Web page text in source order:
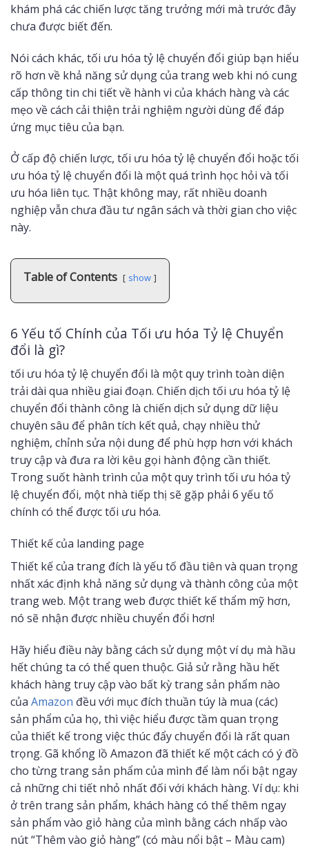
khám phá các chiến lược tăng trưởng mới mà trước đây
chưa được biết đến.
Nói cách khác, tối ưu hóa tỷ lệ chuyển đổi giúp bạn hiểu
rõ hơn về khả năng sử dụng của trang web khi nó cung
cấp thông tin chi tiết về hành vi của khách hàng và các
mẹo về cách cải thiện trải nghiệm người dùng để đáp
ứng mục tiêu của bạn.
Ở cấp độ chiến lược, tối ưu hóa tỷ lệ chuyển đổi hoặc tối
ưu hóa tỷ lệ chuyển đổi là một quá trình học hỏi và tối
ưu hóa liên tục. Thật không may, rất nhiều doanh
nghiệp vẫn chưa đầu tư ngân sách và thời gian cho việc
này.
Table of Contents show
6 Yếu tố Chính của Tối ưu hóa Tỷ lệ Chuyển
đổi là gì?
tối ưu hóa tỷ lệ chuyển đổi là một quy trình toàn diện
trải dài qua nhiều giai đoạn. Chiến dịch tối ưu hóa tỷ lệ
chuyển đổi thành công là chiến dịch sử dụng dữ liệu
chuyên sâu để phân tích kết quả, chạy nhiều thử
nghiệm, chỉnh sửa nội dung để phù hợp hơn với khách
truy cập và đưa ra lời kêu gọi hành động cần thiết.
Trong suốt hành trình của một quy trình tối ưu hóa tỷ
lệ chuyển đổi, một nhà tiếp thị sẽ gặp phải 6 yếu tố
chính có thể được tối ưu hóa.
Thiết kế của landing page
Thiết kế của trang đích là yếu tố đầu tiên và quan trọng
nhất xác định khả năng sử dụng và thành công của một
trang web. Một trang web được thiết kế thẩm mỹ hơn,
nó sẽ nhận được nhiều chuyển đổi hơn!
Hãy hiểu điều này bằng cách sử dụng một ví dụ mà hầu
hết chúng ta có thể quen thuộc. Giả sử rằng hầu hết
khách hàng truy cập vào bất kỳ trang sản phẩm nào
của Amazon đều với mục đích thuần túy là mua (các)
sản phẩm của họ, thì việc hiểu được tầm quan trọng
của thiết kế trong việc thúc đẩy chuyển đổi là rất quan
trọng. Gã khổng lồ Amazon đã thiết kế một cách có ý đồ
cho từng trang sản phẩm của mình để làm nổi bật ngay
cả những chi tiết nhỏ nhất đối với khách hàng. Ví dụ: khi
ở trên trang sản phẩm, khách hàng có thể thêm ngay
sản phẩm vào giỏ hàng của mình bằng cách nhấp vào
nút “Thêm vào giỏ hàng” (có màu nổi bật – Màu cam)